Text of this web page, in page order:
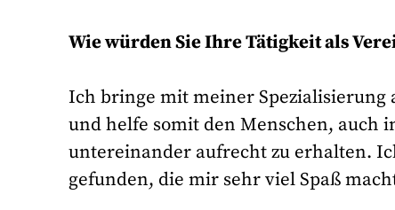
Wie würden Sie Ihre Tätigkeit als
Ich bringe mit meiner
und helfe somit den Menschen, auch
untereinander aufrecht zu erhalten.
gefunden, die mir sehr viel Spaß